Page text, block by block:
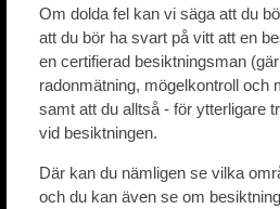
Om dolda fel kan vi säga att du
att du bör ha svart på vitt att en
en certifierad besiktningsman
radonmätning, mögelkontroll och
samt att du alltså - för ytterligare
vid besiktningen.
Där kan du nämligen se vilka
och du kan även se om